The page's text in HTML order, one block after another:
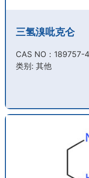
三氢溴吡克仑
CAS NO：189757-
类别: 其他